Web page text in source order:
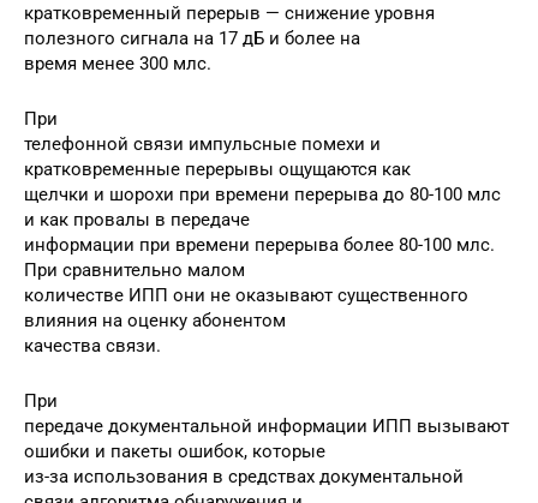
кратковременный перерыв — снижение уровня
полезного сигнала на 17 дБ и более на
время менее 300 млс.
При
телефонной связи импульсные помехи и
кратковременные перерывы ощущаются как
щелчки и шорохи при времени перерыва до 80-100 млс
и как провалы в передаче
информации при времени перерыва более 80-100 млс.
При сравнительно малом
количестве ИПП они не оказывают существенного
влияния на оценку абонентом
качества связи.
При
передаче документальной информации ИПП вызывают
ошибки и пакеты ошибок, которые
из-за использования в средствах документальной